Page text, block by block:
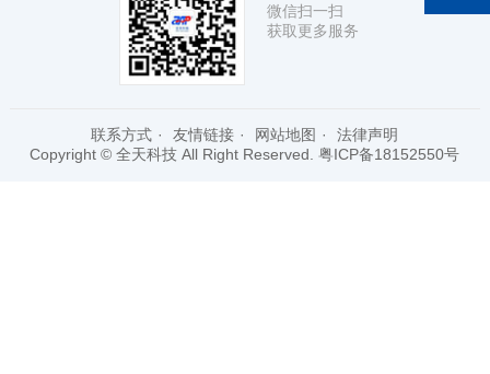
微信扫一扫
获取更多服务
联系方式 · 友情链接 · 网站地图 ·
法律声明
Copyright © 全天科技 All Right Reserved.粤ICP备18152550号